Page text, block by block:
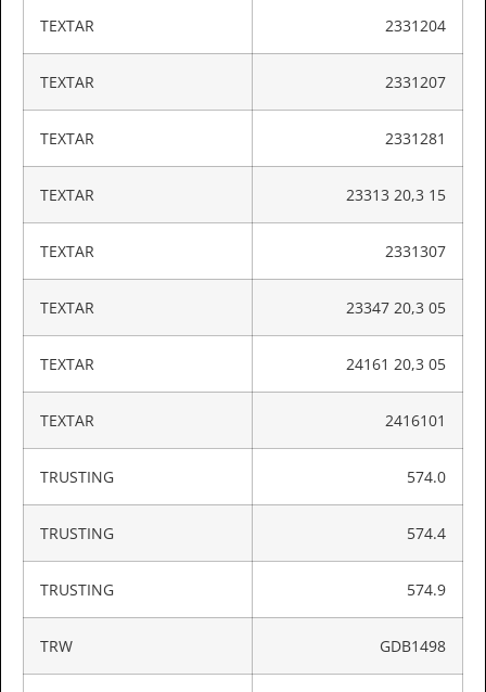
TEXTAR 2331204
TEXTAR 2331207
TEXTAR 2331281
TEXTAR 23313 20,3 15
TEXTAR 2331307
TEXTAR 23347 20,3 05
TEXTAR 24161 20,3 05
TEXTAR 2416101
TRUSTING 574.0
TRUSTING 574.4
TRUSTING 574.9
TRW GDB1498